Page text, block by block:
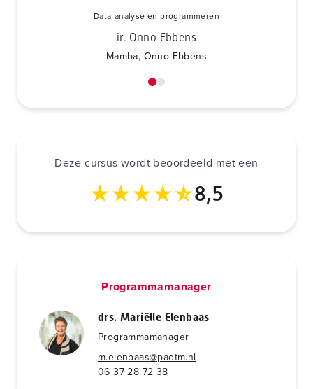
Data-analyse en programmeren
ir. Onno Ebbens
Mamba, Onno Ebbens
Deze cursus wordt beoordeeld met een
8,5
Programmamanager
drs. Mariëlle Elenbaas
Programmamanager
m.elenbaas@paotm.nl
06 37 28 72 38